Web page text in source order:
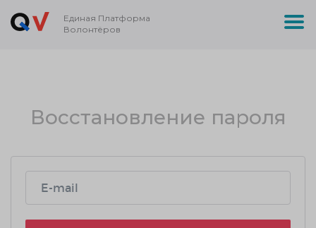
Единая Платформа
Волонтёров
Восстановление пароля